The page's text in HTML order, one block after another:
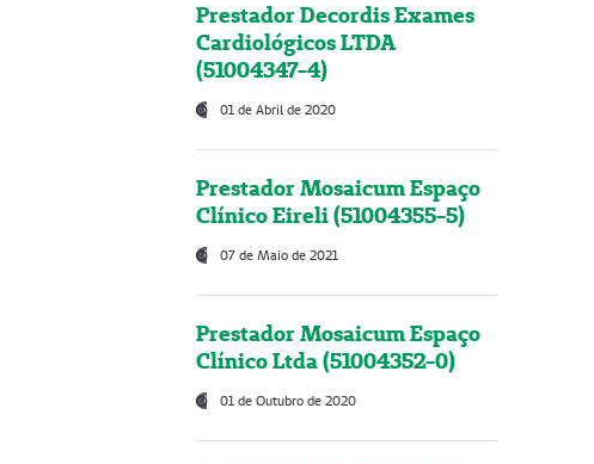
Prestador Decordis Exames
Cardiológicos LTDA
(51004347-4)
01 de Abril de 2020
Prestador Mosaicum Espaço
Clínico Eireli (51004355-5)
07 de Maio de 2021
Prestador Mosaicum Espaço
Clínico Ltda (51004352-0)
01 de Outubro de 2020